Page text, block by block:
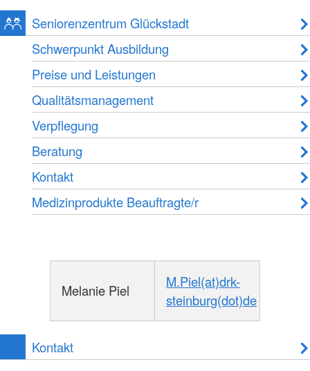
Seniorenzentrum Glückstadt
Schwerpunkt Ausbildung
Preise und Leistungen
Qualitätsmanagement
Verpflegung
Beratung
Kontakt
Medizinprodukte Beauftragte/r
Melanie Piel
M.Piel(at)drk-
steinburg(dot)de
Kontakt